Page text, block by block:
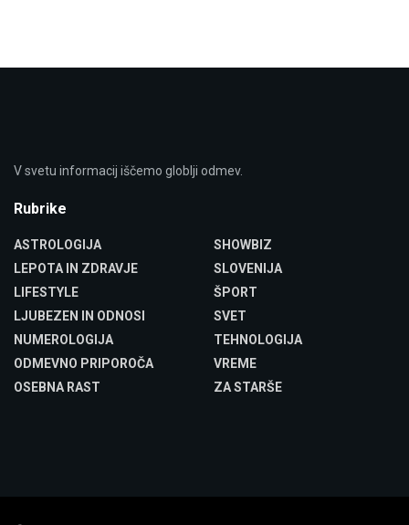
V svetu informacij iščemo globlji odmev.
Rubrike
ASTROLOGIJA
LEPOTA IN ZDRAVJE
LIFESTYLE
LJUBEZEN IN ODNOSI
NUMEROLOGIJA
ODMEVNO PRIPOROČA
OSEBNA RAST
SHOWBIZ
SLOVENIJA
ŠPORT
SVET
TEHNOLOGIJA
VREME
ZA STARŠE